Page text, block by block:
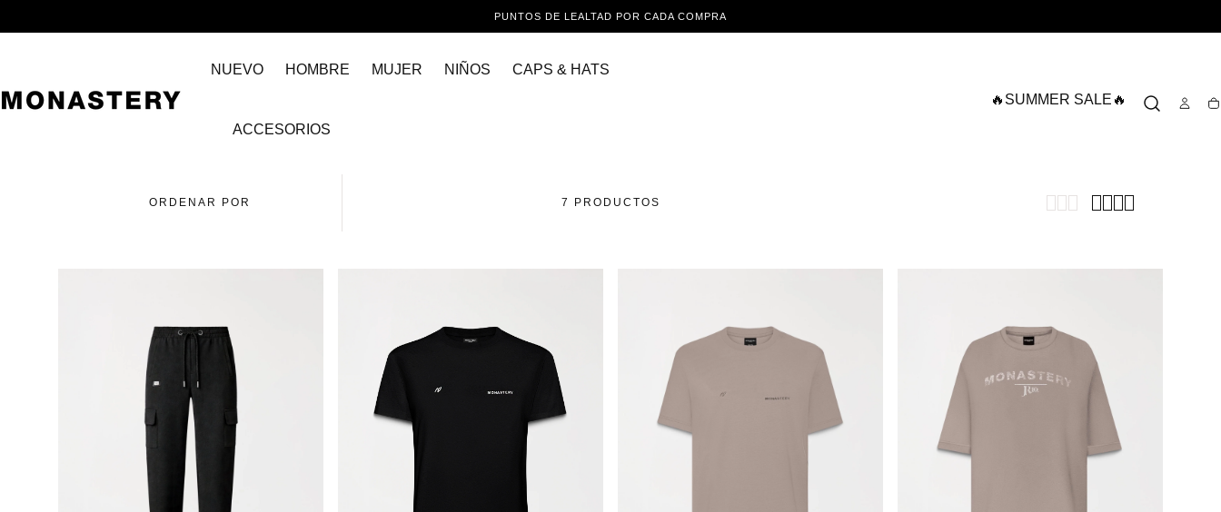
PUNTOS DE LEALTAD POR CADA COMPRA
NUEVO HOMBRE MUJER NIÑOS CAPS & HATS
ACCESORIOS
🔥SUMMER SALE🔥
ORDENAR POR 7 PRODUCTOS